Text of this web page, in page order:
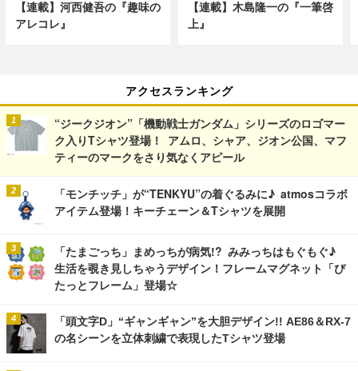
【連載】河西健吾の『趣味の
アレコレ』
【連載】木島隆一の『一筆啓
上』
アクセスランキング
“ジークジオン”「機動戦士ガンダム」シリーズのロゴマー
ク入りTシャツ登場！ アムロ、シャア、ジオン公国、マフ
ティーのマークをさり気なくアピール
「モンチッチ」が“TENKYU”の着ぐるみに♪ atmosコラボ
アイテム登場！キーチェーン＆Tシャツを展開
「たまごっち」まめっちが病気!? みみっちはもぐもぐ♪
生活を覗き見しちゃうデザイン！フレームマグネット「ぴ
たっとフレーム」登場☆
「頭文字D」“ギャンギャン”を大胆デザイン!! AE86＆RX-7
の名シーンを立体刺繍で表現したTシャツ登場